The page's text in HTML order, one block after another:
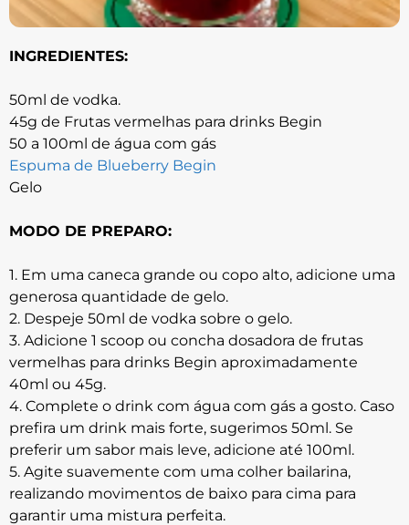
INGREDIENTES:
50ml de vodka.
45g de Frutas vermelhas para drinks Begin
50 a 100ml de água com gás
Espuma de Blueberry Begin
Gelo
MODO DE PREPARO:
1. Em uma caneca grande ou copo alto, adicione uma
generosa quantidade de gelo.
2. Despeje 50ml de vodka sobre o gelo.
3. Adicione 1 scoop ou concha dosadora de frutas
vermelhas para drinks Begin aproximadamente
40ml ou 45g.
4. Complete o drink com água com gás a gosto. Caso
prefira um drink mais forte, sugerimos 50ml. Se
preferir um sabor mais leve, adicione até 100ml.
5. Agite suavemente com uma colher bailarina,
realizando movimentos de baixo para cima para
garantir uma mistura perfeita.